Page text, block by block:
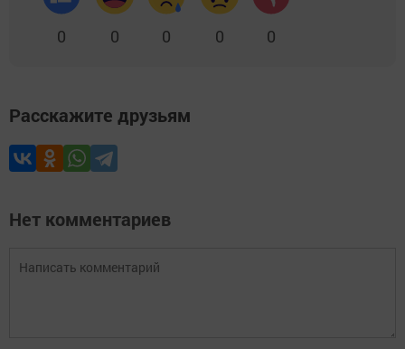
0 0 0 0 0
Расскажите друзьям
Нет комментариев